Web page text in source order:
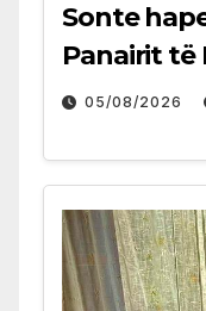
Sonte
Panairit të
05/08/2026